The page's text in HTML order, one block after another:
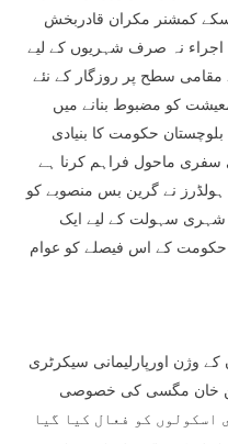
کمشنر مکران قادربخش
نہ صرف شہریوں کے لیے
سطح پر روزگار کے نئے
کو مضبوط بنانے میں
حکومت کا بنیادی
سفری ماحول فراہم کرنا ہے
نے گرین بس منصوبے کو
سہولت کے لیے ایک
حکومت کے اس فیصلے کو عوام
کے وژن اورپارلیمانی سیکرٹری
خان مگسی کی خصوصی
71 بند سرکاری اسکولوں کو فعال کیا گیا